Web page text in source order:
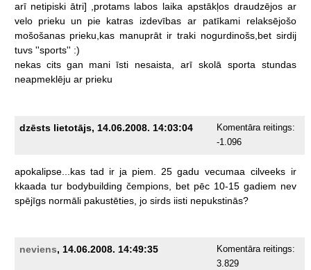
arī netipiski ātri] ,protams labos laika apstākļos draudzējos ar
velo prieku un pie katras izdevības ar patīkami
relaksējošo
mošošanas prieku,kas manuprāt ir traki nogurdinošs,bet sirdij
tuvs ''sports'' :)
nekas cits gan mani īsti nesaista, arī skolā sporta
stundas
neapmeklēju ar prieku
dzēsts lietotājs, 14.06.2008. 14:03:04
Komentāra reitings:
-1.096
apokalipse...kas tad ir ja piem. 25 gadu vecumaa cilveeks ir
kkaada tur bodybuilding čempions, bet pēc 10-15 gadiem nev
spējīgs normāli pakustēties, jo sirds iisti nepukstinās?
neviens, 14.06.2008. 14:49:35
Komentāra reitings:
3.829